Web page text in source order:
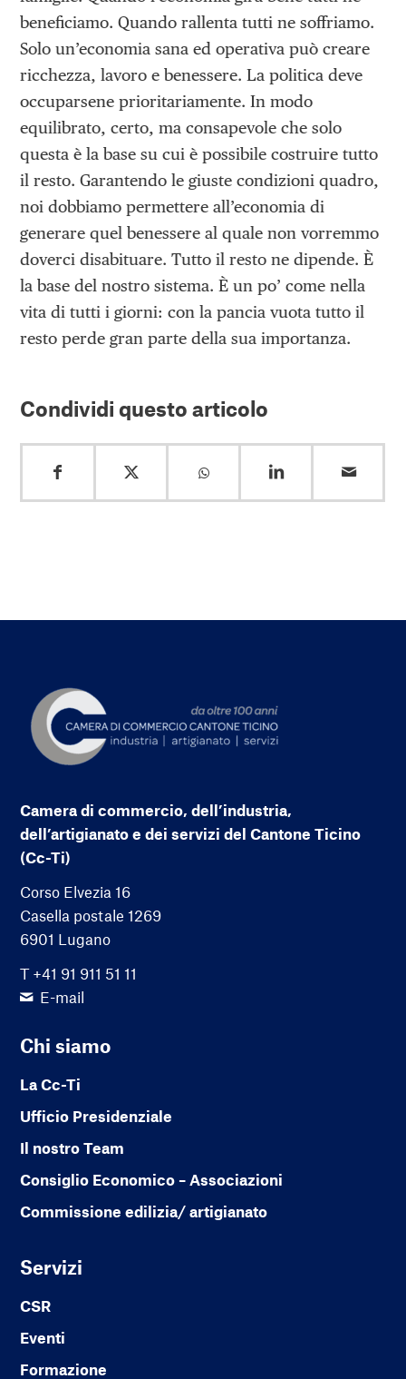
beneficiamo. Quando rallenta tutti ne soffriamo.
Solo un’economia sana ed operativa può creare
ricchezza, lavoro e benessere. La politica deve
occuparsene prioritariamente. In modo
equilibrato, certo, ma consapevole che solo
questa è la base su cui è possibile costruire tutto
il resto. Garantendo le giuste condizioni quadro,
noi dobbiamo permettere all’economia di
generare quel benessere al quale non vorremmo
doverci disabituare. Tutto il resto ne dipende. È
la base del nostro sistema. È un po’ come nella
vita di tutti i giorni: con la pancia vuota tutto il
resto perde gran parte della sua importanza.
Condividi questo articolo
Camera di commercio, dell’industria,
dell’artigianato e dei servizi del Cantone Ticino
(Cc-Ti)
Corso Elvezia 16
Casella postale 1269
6901 Lugano
T +41 91 911 51 11
E-mail
Chi siamo
La Cc-Ti
Ufficio Presidenziale
Il nostro Team
Consiglio Economico – Associazioni
Commissione edilizia/ artigianato
Servizi
CSR
Eventi
Formazione